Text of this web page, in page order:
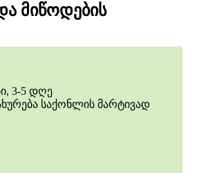
მიწოდების
3-5 დღე
საქონლის მარტივად